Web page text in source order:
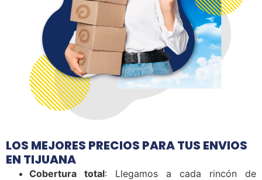
LOS MEJORES PRECIOS PARA TUS ENVIOS
EN TIJUANA
Cobertura total: Llegamos a cada rincón de